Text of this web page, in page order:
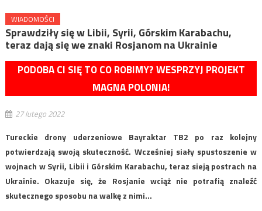
WIADOMOŚCI
Sprawdziły się w Libii, Syrii, Górskim Karabachu,
teraz dają się we znaki Rosjanom na Ukrainie
PODOBA CI SIĘ TO CO ROBIMY? WESPRZYJ PROJEKT
MAGNA POLONIA!
27 lutego 2022
Tureckie drony uderzeniowe Bayraktar TB2 po raz kolejny
potwierdzają swoją skuteczność. Wcześniej siały spustoszenie w
wojnach w Syrii, Libii i Górskim Karabachu, teraz sieją postrach na
Ukrainie. Okazuje się, że Rosjanie wciąż nie potrafią znaleźć
skutecznego sposobu na walkę z nimi…